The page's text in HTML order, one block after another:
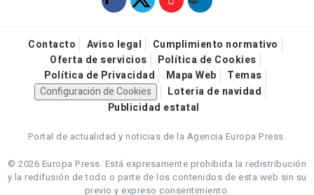
Contacto Aviso legal
Cumplimiento normativo
Oferta de servicios
Política de Cookies
Política de Privacidad
Mapa Web
Temas
Configuración de Cookies
Loteria de navidad
Publicidad estatal
Portal de actualidad y noticias de la Agencia Europa Press.
© 2026 Europa Press. Está expresamente prohibida la redistribución
y la redifusión de todo o parte de los contenidos de esta web sin su
previo y expreso consentimiento.